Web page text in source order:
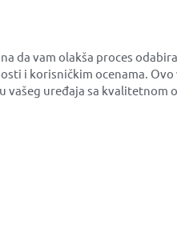
da vam olakša proces
i korisničkim ocenama.
uređaja sa